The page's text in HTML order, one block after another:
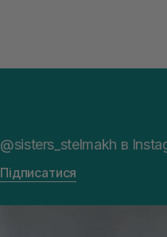
@sisters_stelmakh в
Підписатися